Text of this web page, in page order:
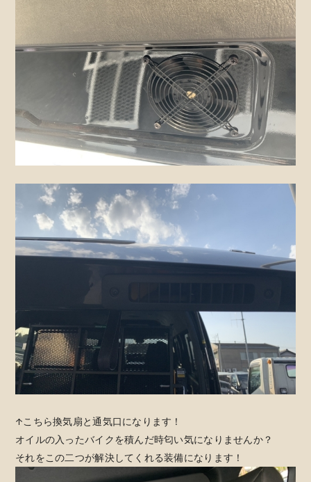
↑こちら換気扇と通気口になります！
オイルの入ったバイクを積んだ時匂い気になりませんか？
それをこの二つが解決してくれる装備になります！